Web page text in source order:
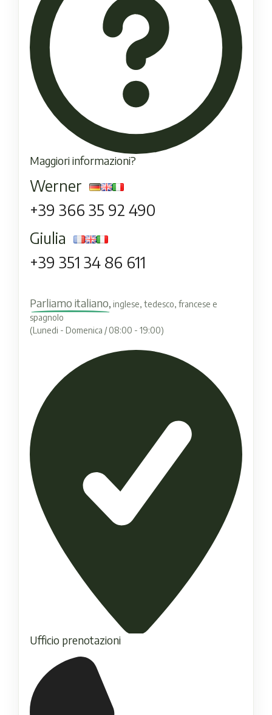
Maggiori informazioni?
Werner
+39 366 35 92 490
Giulia
+39 351 34 86 611
Parliamo italiano, inglese, tedesco, francese e
spagnolo
(Lunedi - Domenica / 08:00 - 19:00)
Ufficio prenotazioni